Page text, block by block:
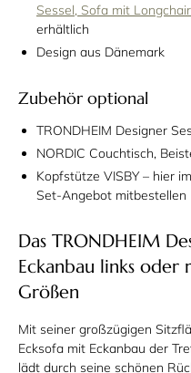
Sessel, Sofa mit
erhältlich
Design aus Dänemark
Zubehör optional
TRONDHEIM Designer
NORDIC Couchtisch,
Kopfstütze VISBY – hier
Set-Angebot mitbestellen
Das TRONDHEIM
Eckanbau links oder
Größen
Mit seiner großzügigen
Ecksofa mit Eckanbau der
lädt durch seine schönen